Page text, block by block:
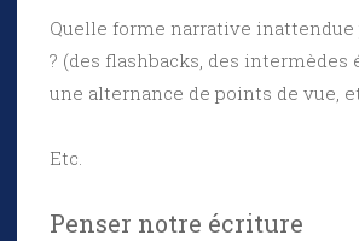
Quelle forme narrative
? (des flashbacks, des intermèdes
une alternance de points de vue,
Etc.
Penser notre écriture